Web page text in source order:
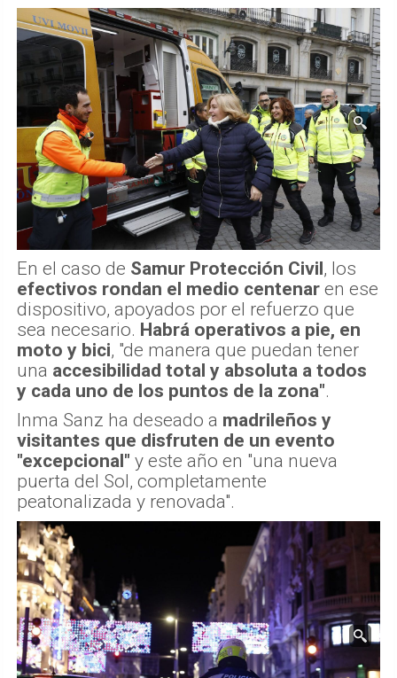
En el caso de Samur Protección Civil, los
efectivos rondan el medio centenar en ese
dispositivo, apoyados por el refuerzo que
sea necesario. Habrá operativos a pie, en
moto y bici, "de manera que puedan tener
una accesibilidad total y absoluta a todos
y cada uno de los puntos de la zona".
Inma Sanz ha deseado a madrileños y
visitantes que disfruten de un evento
"excepcional" y este año en "una nueva
puerta del Sol, completamente
peatonalizada y renovada".